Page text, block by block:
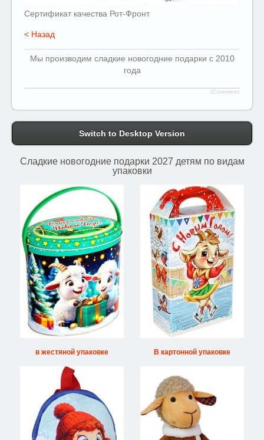
Сертификат качества Рот-Фронт
< Назад
Мы производим сладкие новогодние подарки с 2010
года
JComments
Switch to Desktop Version
Сладкие новогодние подарки 2027 детям по видам
упаковки
в жестяной упаковке В картонной упаковке